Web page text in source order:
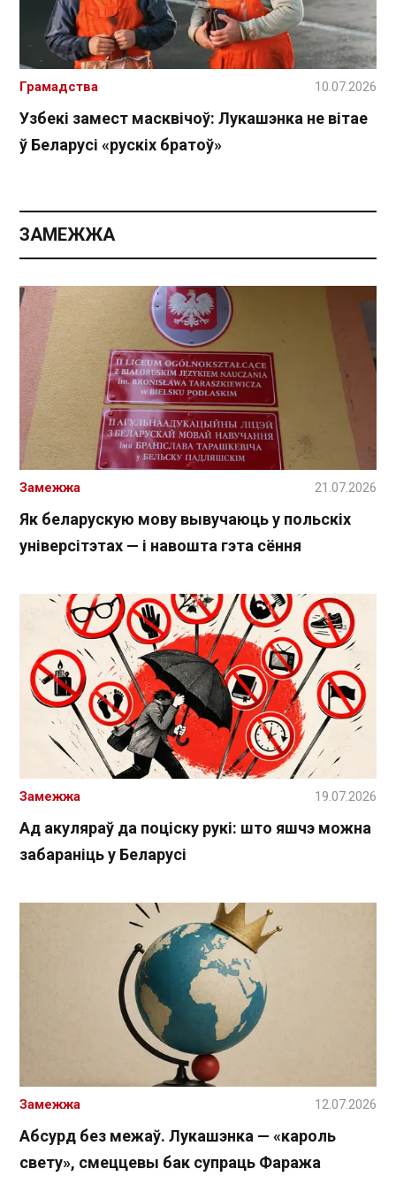
Узбекі замест масквічоў: Лукашэнка не вітае
ў Беларусі «рускіх братоў»
Грамадства 10.07.2026
ЗАМЕЖЖА
Як беларускую мову вывучаюць у польскіх
універсітэтах — і навошта гэта сёння
Замежжа 21.07.2026
Ад акуляраў да поціску рукі: што яшчэ можна
забараніць у Беларусі
Замежжа 19.07.2026
Абсурд без межаў. Лукашэнка — «кароль
свету», смеццевы бак супраць Фаража
Замежжа 12.07.2026